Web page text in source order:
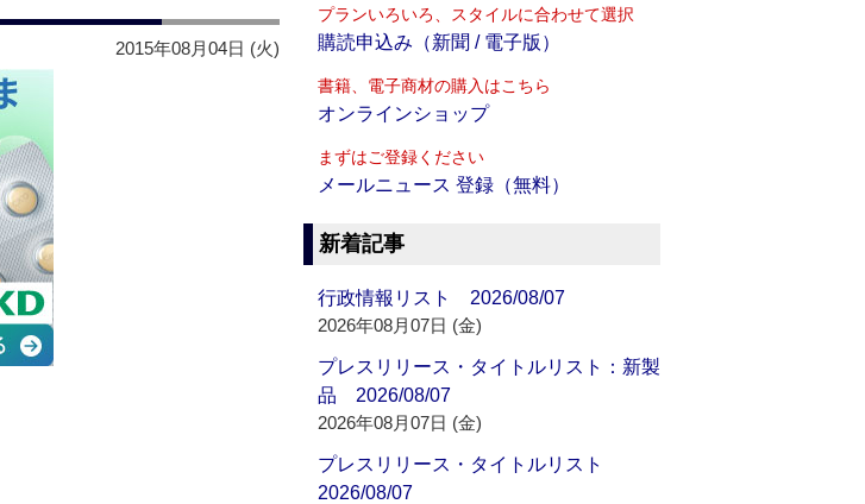
2015年08月04日 (火)
プランいろいろ、スタイルに合わせて選択
購読申込み（新聞 / 電子版）
書籍、電子商材の購入はこちら
オンラインショップ
まずはご登録ください
メールニュース 登録（無料）
新着記事
行政情報リスト 2026/08/07
2026年08月07日 (金)
プレスリリース・タイトルリスト：新製
品 2026/08/07
2026年08月07日 (金)
プレスリリース・タイトルリスト
2026/08/07